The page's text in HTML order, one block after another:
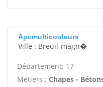
Apcmulticouleurs
Ville : Breuil-magn�
Département: 17
Métiers : Chapes -